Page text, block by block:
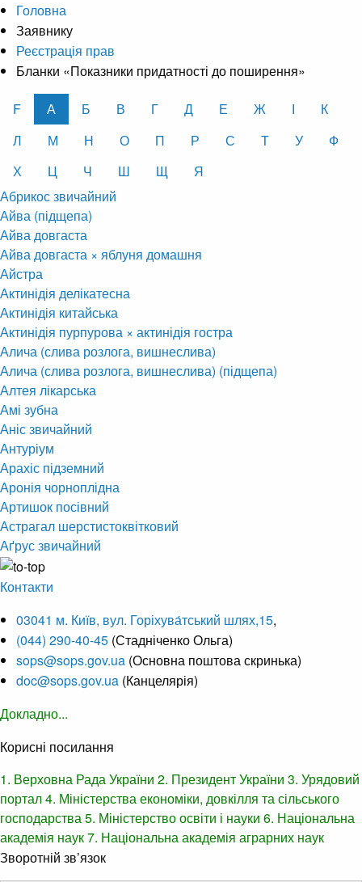
Головна
Заявнику
Реєстрація прав
Бланки «Показники придатності до поширення»
F А Б В Г Д Е Ж І
К
Л
М Н О П Р С Т У
Ф
Х
Ц Ч Ш Щ
Я
Абрикос звичайний
Айва (підщепа)
Айва довгаста
Айва довгаста × яблуня домашня
Айстра
Актинідія делікатесна
Актинідія китайська
Актинідія пурпурова × актинідія гостра
Алича (слива розлога, вишнеслива)
Алича (слива розлога, вишнеслива) (підщепа)
Алтея лікарська
Амі зубна
Аніс звичайний
Антуріум
Арахіс підземний
Аронія чорноплідна
Артишок посівний
Астрагал шерстистоквітковий
Аґрус звичайний
Контакти
03041 м. Київ, вул. Горіхува́тський шлях,15,
(044) 290-40-45 (Стадніченко Ольга)
sops@sops.gov.ua (Основна поштова скринька)
doc@sops.gov.ua (Канцелярія)
Докладно...
Корисні посилання
1. Верховна Рада України 2. Президент України 3. Урядовий
портал4. Міністерства економіки, довкілля та сільського
господарства5. Міністерство освіти і науки 6. Національна
академія наук7. Національна академія аграрних наук
Зворотній зв’язок